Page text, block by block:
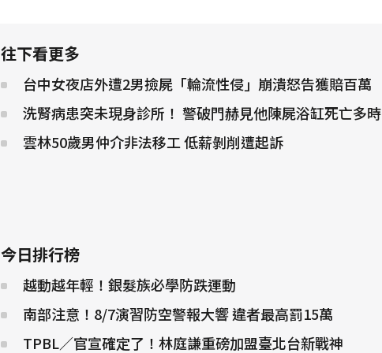
往下看更多
台中女夜店外遭2男撿屍「輪流性侵」崩潰怒告獲賠百萬
洗腎病患突未現身診所！ 警破門赫見他陳屍浴缸死亡多時
雲林50歲男仲介非法移工 低薪剝削遭起訴
今日排行榜
越動越年輕！銀髮族必學防跌運動
南部注意！8/7演習防空警報大響 違者最高罰15萬
TPBL／官宣確定了！林庭謙重磅加盟臺北台新戰神